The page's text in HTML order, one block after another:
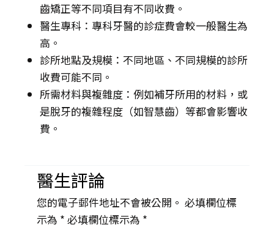
齒矯正等不同項目有不同收費。
醫生專科：專科牙醫的診症費會較一般醫生為
高。
診所地點及規模：不同地區、不同規模的診所
收費可能不同。
所需材料與複雜度：例如補牙所用的材料，或
是脫牙的複雜程度（如智慧齒）等都會影響收
費。
醫生評論
您的電子郵件地址不會被公開。 必填欄位標
示為 * 必填欄位標示為 *